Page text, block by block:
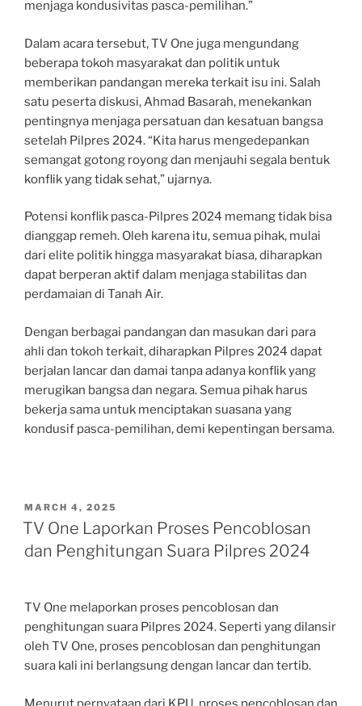
menjaga kondusivitas pasca-pemilihan.”
Dalam acara tersebut, TV One juga mengundang
beberapa tokoh masyarakat dan politik untuk
memberikan pandangan mereka terkait isu ini. Salah
satu peserta diskusi, Ahmad Basarah, menekankan
pentingnya menjaga persatuan dan kesatuan bangsa
setelah Pilpres 2024. “Kita harus mengedepankan
semangat gotong royong dan menjauhi segala bentuk
konflik yang tidak sehat,” ujarnya.
Potensi konflik pasca-Pilpres 2024 memang tidak bisa
dianggap remeh. Oleh karena itu, semua pihak, mulai
dari elite politik hingga masyarakat biasa, diharapkan
dapat berperan aktif dalam menjaga stabilitas dan
perdamaian di Tanah Air.
Dengan berbagai pandangan dan masukan dari para
ahli dan tokoh terkait, diharapkan Pilpres 2024 dapat
berjalan lancar dan damai tanpa adanya konflik yang
merugikan bangsa dan negara. Semua pihak harus
bekerja sama untuk menciptakan suasana yang
kondusif pasca-pemilihan, demi kepentingan bersama.
POSTED
ON
MARCH 4, 2025
TV One Laporkan Proses Pencoblosan
dan Penghitungan Suara Pilpres 2024
TV One melaporkan proses pencoblosan dan
penghitungan suara Pilpres 2024. Seperti yang dilansir
oleh TV One, proses pencoblosan dan penghitungan
suara kali ini berlangsung dengan lancar dan tertib.